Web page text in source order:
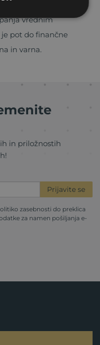
za pravo,
vrednim
pot do finančne
in varna.
in priložnostih
Prijavite se
zasebnosti do preklica
za namen pošiljanja e-